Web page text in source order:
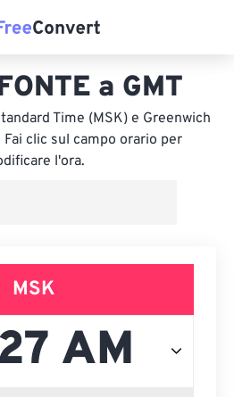
a GMT
Time (MSK) e Greenwich
Fai clic sul campo orario per
l'ora.
MSK